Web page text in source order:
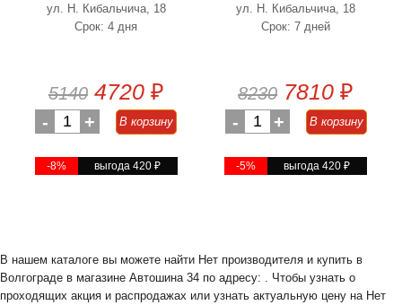
ул. Н. Кибальчича, 18
Срок: 4 дня
5140 4720 ₽
- 1 + В корзину
-8% выгода 420₽
ул. Н. Кибальчича, 18
Срок: 7 дней
8230 7810 ₽
- 1 + В корзину
-5% выгода 420₽
В нашем каталоге вы можете найти Нет производителя и купить в
Волгограде в магазине Автошина 34 по адресу: . Чтобы узнать о
проходящих акция и распродажах или узнать актуальную цену на Нет